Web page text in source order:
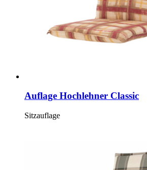
Auflage Hochlehner Classic
Sitzauflage